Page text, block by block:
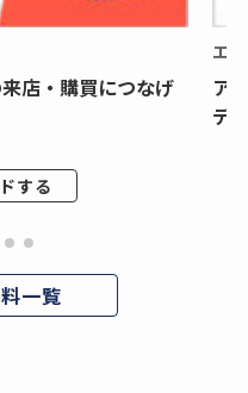
店・購買につなげ
する
エ
ア
デ
一覧